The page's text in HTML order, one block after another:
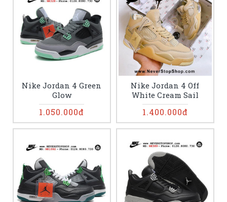
Nike Jordan 4 Green
Glow
1.050.000đ
Nike Jordan 4 Off
White Cream Sail
1.400.000đ